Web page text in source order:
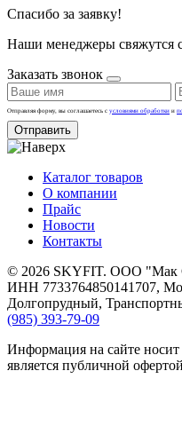
Спасибо за заявку!
Наши менеджеры свяжутся
Заказать звонок
Отправляя форму, вы соглашаетесь с условиями обработки и
Отправить
Каталог товаров
О компании
Прайс
Новости
Контакты
© 2026 SKYFIT. ООО "Мак
ИНН 7733764850141707,
Долгопрудный,
(985) 393-79-09
Информация на сайте
является публичной